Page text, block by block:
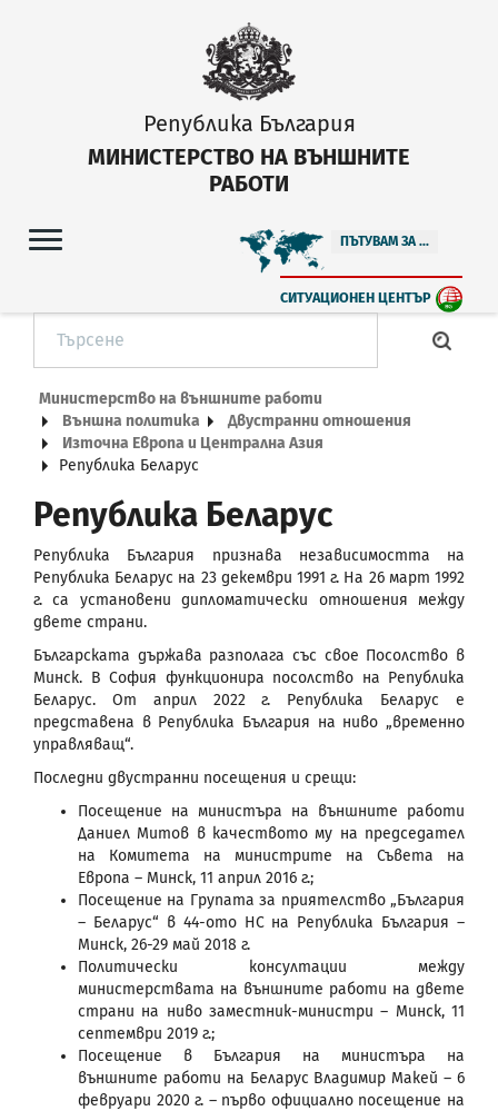
Република България
МИНИСТЕРСТВО НА ВЪНШНИТЕ
РАБОТИ
ПЪТУВАМ ЗА ...
СИТУАЦИОНЕН ЦЕНТЪР
Министерство на външните работи
Външна политика
Двустранни отношения
Източна Европа и Централна Азия
Република Беларус
Република Беларус
Република България признава независимостта на
Република Беларус на 23 декември 1991 г. На 26 март 1992
г. са установени дипломатически отношения между
двете страни.
Българската държава разполага със свое Посолство в
Минск. В София функционира посолство на Република
Беларус. От април 2022 г. Република Беларус е
представена в Република България на ниво „временно
управляващ“.
Последни двустранни посещения и срещи:
Посещение на министъра на външните работи
Даниел Митов в качеството му на председател
на Комитета на министрите на Съвета на
Европа – Минск, 11 април 2016 г.;
Посещение на Групата за приятелство „България
– Беларус“ в 44-ото НС на Република България –
Минск, 26-29 май 2018 г.
Политически консултации между
министерствата на външните работи на двете
страни на ниво заместник-министри – Минск, 11
септември 2019 г.;
Посещение в България на министъра на
външните работи на Беларус Владимир Макей – 6
февруари 2020 г. – първо официално посещение на